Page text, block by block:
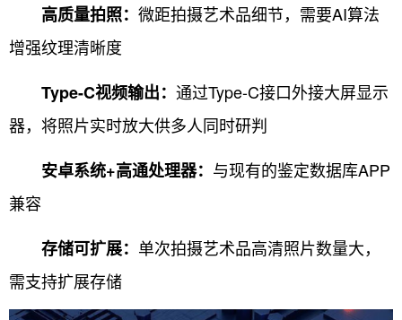
高质量拍照： 微距拍摄艺术品细节，需要AI算法
增强纹理清晰度
Type-C视频输出： 通过Type-C接口外接大屏显示
器，将照片实时放大供多人同时研判
安卓系统+高通处理器： 与现有的鉴定数据库APP
兼容
存储可扩展： 单次拍摄艺术品高清照片数量大，
需支持扩展存储